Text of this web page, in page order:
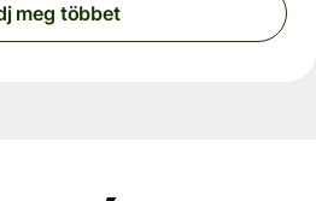
meg többet